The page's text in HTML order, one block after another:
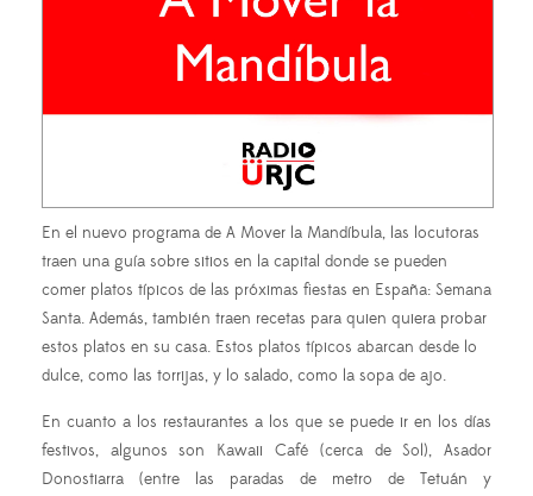
En el nuevo programa de A Mover la Mandíbula, las locutoras
traen una guía sobre sitios en la capital donde se pueden
comer platos típicos de las próximas fiestas en España: Semana
Santa. Además, también traen recetas para quien quiera probar
estos platos en su casa. Estos platos típicos abarcan desde lo
dulce, como las torrijas, y lo salado, como la sopa de ajo.
En cuanto a los restaurantes a los que se puede ir en los días
festivos, algunos son Kawaii Café (cerca de Sol), Asador
Donostiarra (entre las paradas de metro de Tetuán y